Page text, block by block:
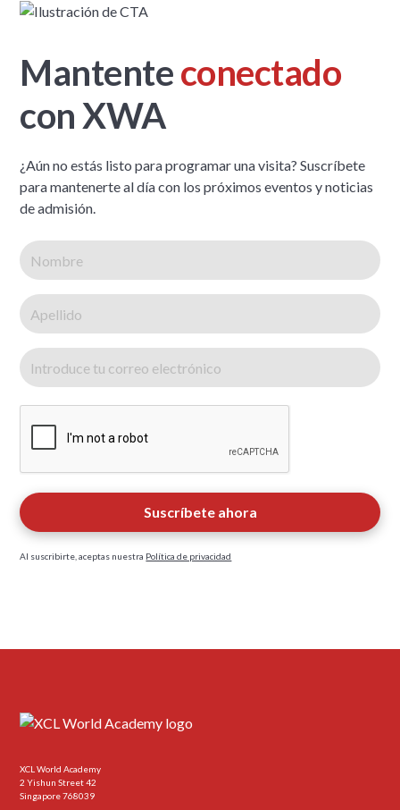
Mantenteconectado
con XWA
¿Aún no estás listo para programar una visita? Suscríbete
para mantenerte al día con los próximos eventos y noticias
de admisión.
Al suscribirte, aceptas nuestra Política de privacidad
XCL World Academy
2 Yishun Street 42
Singapore 768039